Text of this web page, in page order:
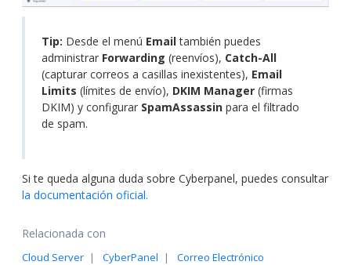
Tip: Desde el menú Emailtambién puedes
administrar Forwarding (reenvíos), Catch-All
(capturar correos a casillas inexistentes), Email
Limits (límites de envío), DKIM Manager (firmas
DKIM) y configurar SpamAssassin para el filtrado
de spam.
Si te queda alguna duda sobre Cyberpanel, puedes consultar
la documentación oficial.
Relacionada con
Cloud Server CyberPanel Correo Electrónico